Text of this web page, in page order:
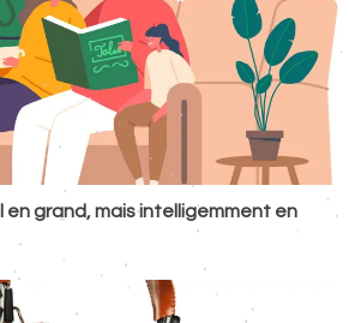
grand, mais intelligemment en